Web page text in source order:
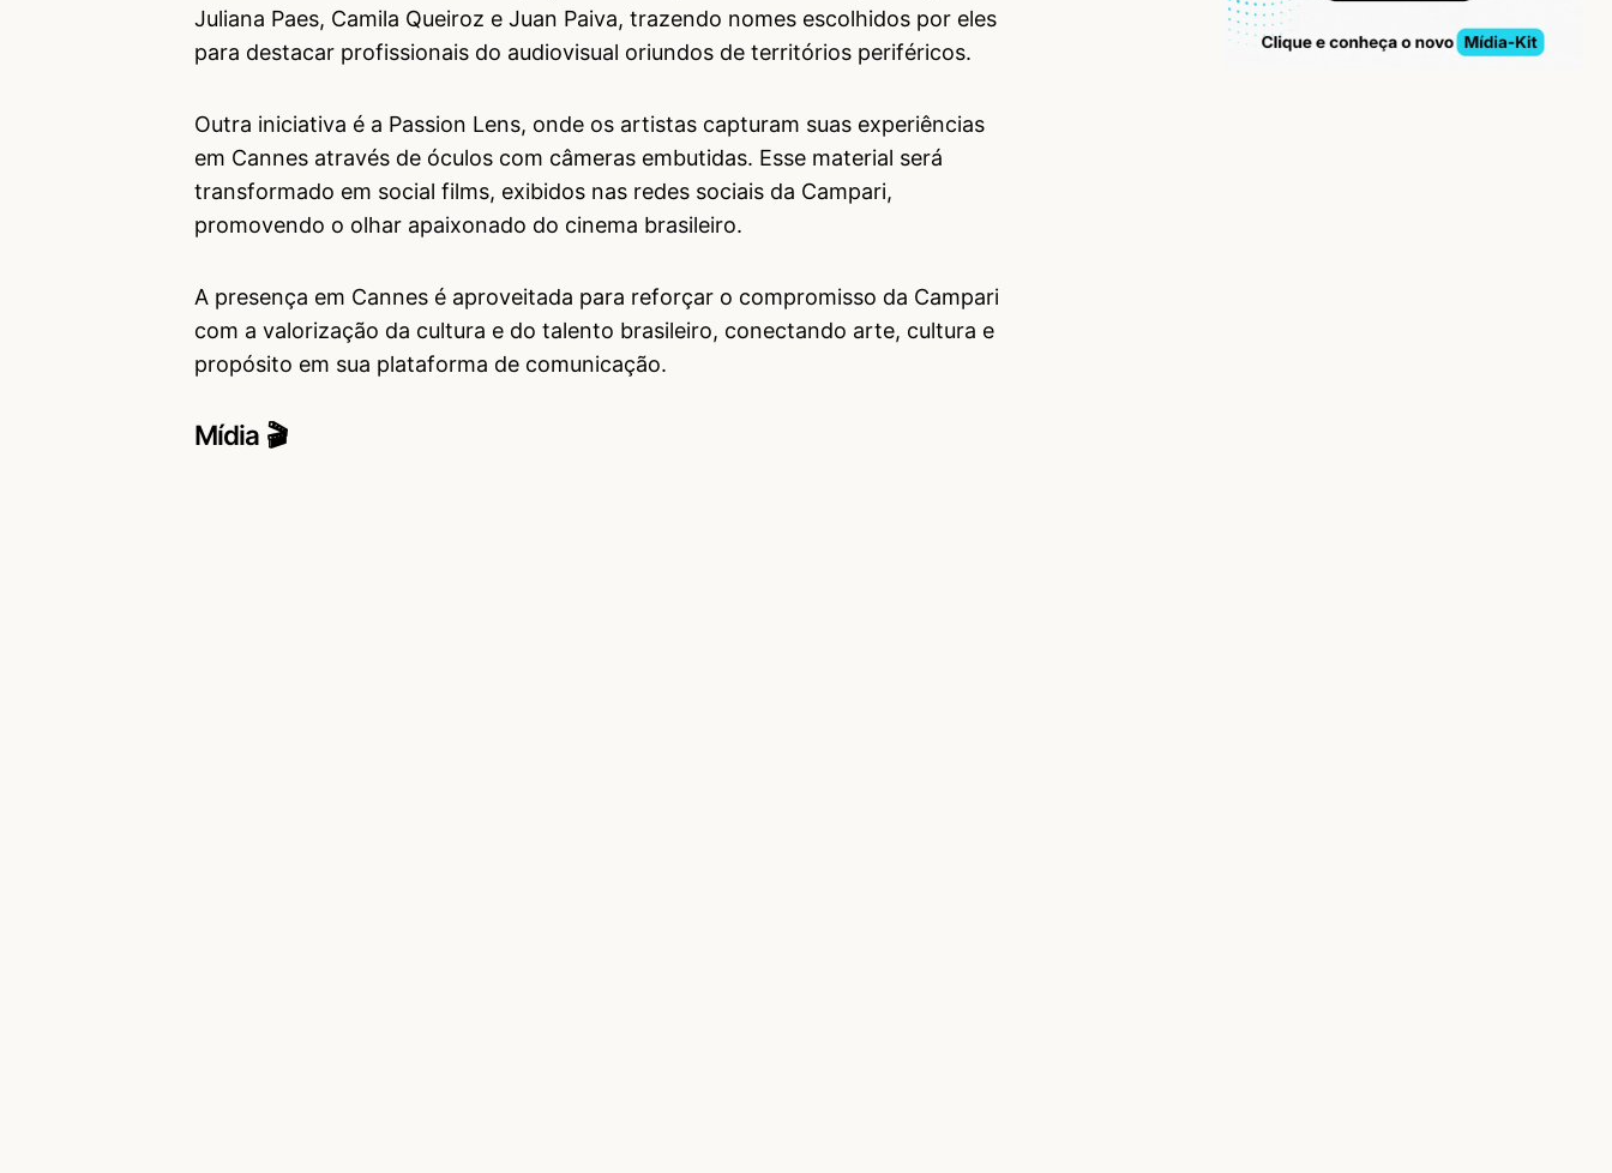
Juliana Paes, Camila Queiroz e Juan Paiva, trazendo nomes escolhidos por eles
para destacar profissionais do audiovisual oriundos de territórios periféricos.
Outra iniciativa é a Passion Lens, onde os artistas capturam suas experiências
em Cannes através de óculos com câmeras embutidas. Esse material será
transformado em social films, exibidos nas redes sociais da Campari,
promovendo o olhar apaixonado do cinema brasileiro.
A presença em Cannes é aproveitada para reforçar o compromisso da Campari
com a valorização da cultura e do talento brasileiro, conectando arte, cultura e
propósito em sua plataforma de comunicação.
Mídia 🎬